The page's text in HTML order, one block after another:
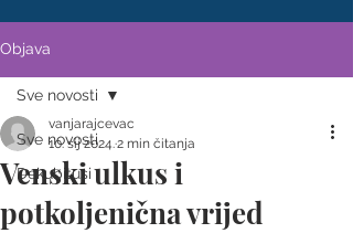
Objava
Sve novosti
Dekubitusi
Sve novosti
Venski ulkus i
potkoljenična vrijed
vanjarajcevac
10. sij 2024. 2 min čitanja